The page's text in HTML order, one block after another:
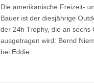
Die amerikanische Freizeit-
Bauer ist der diesjährige
der 24h Trophy, die an sechs
ausgetragen wird: Bernd
bei Eddie